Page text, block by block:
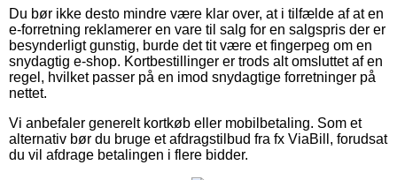
Du bør ikke desto mindre være klar over, at i tilfælde af at en
e-forretning reklamerer en vare til salg for en salgspris der er
besynderligt gunstig, burde det tit være et fingerpeg om en
snydagtig e-shop. Kortbestillinger er trods alt omsluttet af en
regel, hvilket passer på en imod snydagtige forretninger på
nettet.
Vi anbefaler generelt kortkøb eller mobilbetaling. Som et
alternativ bør du bruge et afdragstilbud fra fx ViaBill, forudsat
du vil afdrage betalingen i flere bidder.